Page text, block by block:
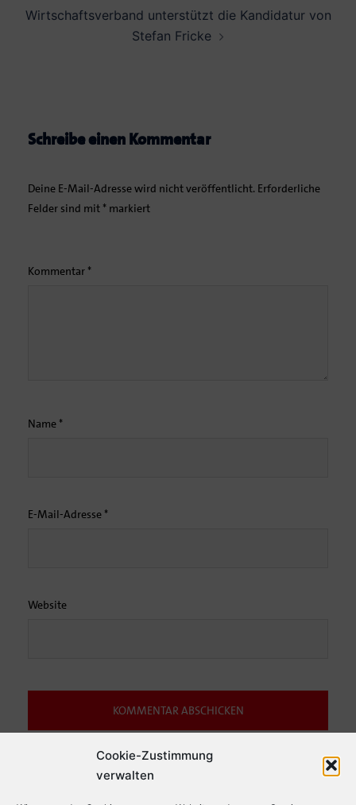
Cookie-Zustimmung
verwalten
Wirtschaftsverband unterstützt die Kandidatur von
Stefan Fricke
Schreibe einen Kommentar
Deine E-Mail-Adresse wird nicht veröffentlicht. Erforderliche
Felder sind mit * markiert
Kommentar *
Name *
E-Mail-Adresse *
Website
Diese Website verwendet Akismet, um Spam zu reduzieren.
Erfahre,